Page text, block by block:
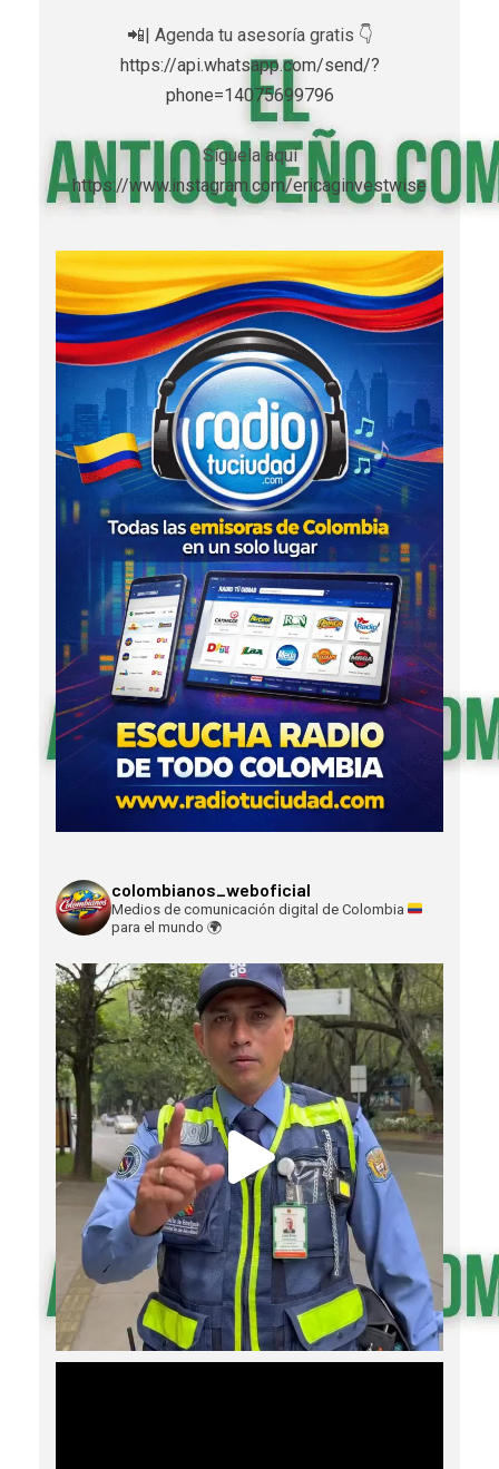
📲| Agenda tu asesoría gratis 👇
https://api.whatsapp.com/send/?
phone=14075699796
Síguela aquí
https://www.instagram.com/ericaginvestwise
colombianos_weboficial
Medios de comunicación digital de Colombia
para el mundo 🌍